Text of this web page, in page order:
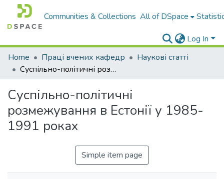
Communities & Collections All of DSpace
Log In
Home
Праці вчених кафедр
Наукові статті
Суспільно-політичні розмежування в Естонії у 1985-1991 роках
Суспільно-політичні
розмежування в Естонії у 1985-
1991 роках
Simple item page